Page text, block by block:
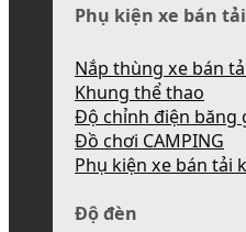
Phụ kiện xe bán tải
Nắp thùng xe bán
Khung thể thao
Độ chỉnh điện băng
Đồ chơi CAMPING
Phụ kiện xe bán tải
Độ đèn